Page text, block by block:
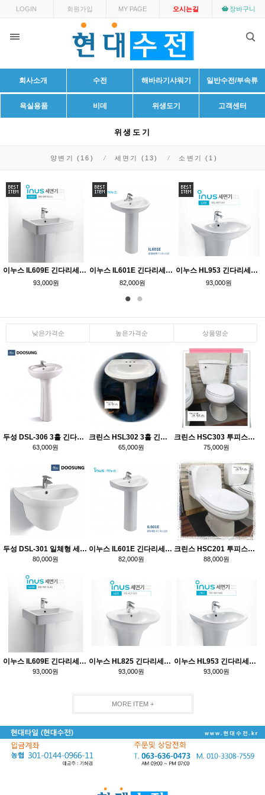
LOGIN 회원가입 MY PAGE 오시는길 장바구니
회사소개 수전 해바라기샤워기 일반수전/부속류
욕실용품 비데 위생도기 고객센터
위생도기
양변기 (16) 세면기 (13) 소변기 (1)
이누스 IL609E 긴다리세면기
93,000원
이누스 IL601E 긴다리세면기
82,000원
이누스 HL953 긴다리세면기
93,000원
낮은가격순 높은가격순 상품명순
두성 DSL-306 3홀 긴다리 세면기
63,000원
크린스 HSL302 3홀 긴다리세면기
65,000원
크린스 HSC303 투피스형 양변기 측면내림
75,000원
두성 DSL-301 일체형 세면기
80,000원
이누스 IL601E 긴다리세면기
82,000원
크린스 HSC201 투피스형 양변기
88,000원
이누스 IL609E 긴다리세면기
93,000원
이누스 HL825 긴다리세면기
93,000원
이누스 HL953 긴다리세면기
93,000원
MORE ITEM +